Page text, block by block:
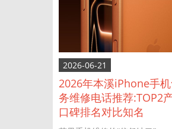
2026-06-21
2026年本溪iPhone手
务维修电话推荐:TOP2
口碑排名对比知名